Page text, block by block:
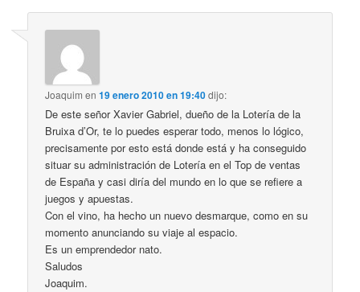
Joaquim en19 enero 2010 en 19:40dijo:
De este señor Xavier Gabriel, dueño de la Lotería de la
Bruixa d’Or, te lo puedes esperar todo, menos lo lógico,
precisamente por esto está donde está y ha conseguido
situar su administración de Lotería en el Top de ventas
de España y casi diría del mundo en lo que se refiere a
juegos y apuestas.
Con el vino, ha hecho un nuevo desmarque, como en su
momento anunciando su viaje al espacio.
Es un emprendedor nato.
Saludos
Joaquim.